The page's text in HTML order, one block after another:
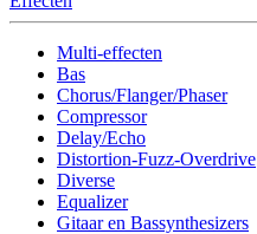
Multi-effecten
Bas
Chorus/Flanger/Phaser
Compressor
Delay/Echo
Distortion-Fuzz-Overdrive
Diverse
Equalizer
Gitaar en Bassynthesizers